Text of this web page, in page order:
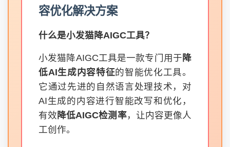
容优化解决方案
什么是小发猫降AIGC工具？
小发猫降AIGC工具是一款专门用于 降
低AI生成内容特征的智能优化工具。
它通过先进的自然语言处理技术，对
AI生成的内容进行智能改写和优化，
有效 降低AIGC检测率，让内容更像人
工创作。